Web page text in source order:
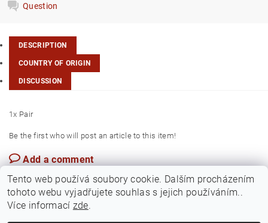
Question
DESCRIPTION
COUNTRY OF ORIGIN
DISCUSSION
1x Pair
Be the first who will post an article to this item!
Add a comment
Tento web používá soubory cookie. Dalším procházením
tohoto webu vyjadřujete souhlas s jejich používáním..
Více informací zde.